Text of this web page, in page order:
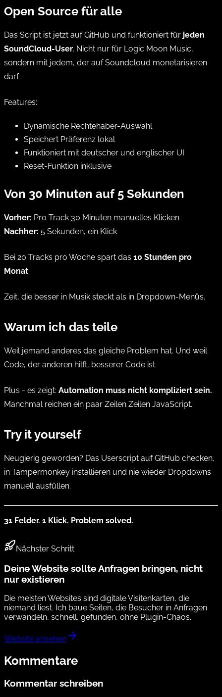
Open Source für alle
Das Script ist jetzt auf GitHub und funktioniert für jeden
SoundCloud-User. Nicht nur für Logic Moon Music,
sondern mit jedem, der auf Soundcloud monetarisieren
darf.
Features:
Dynamische Rechtehaber-Auswahl
Speichert Präferenz lokal
Funktioniert mit deutscher und englischer UI
Reset-Funktion inklusive
Von 30 Minuten auf 5 Sekunden
Vorher: Pro Track 30 Minuten manuelles Klicken
Nachher: 5 Sekunden, ein Klick
Bei 20 Tracks pro Woche spart das 10 Stunden pro
Monat.
Zeit, die besser in Musik steckt als in Dropdown-Menüs.
Warum ich das teile
Weil jemand anderes das gleiche Problem hat. Und weil
Code, der anderen hilft, besserer Code ist.
Plus - es zeigt: Automation muss nicht kompliziert sein.
Manchmal reichen ein paar Zeilen Zeilen JavaScript.
Try it yourself
Neugierig geworden? Das Userscript auf GitHub checken,
in Tampermonkey installieren und nie wieder Dropdowns
manuell ausfüllen.
31 Felder. 1 Klick. Problem solved.
Nächster Schritt
Deine Website sollte Anfragen bringen, nicht
nur existieren
Die meisten Websites sind digitale Visitenkarten, die
niemand liest. Ich baue Seiten, die Besucher in Anfragen
verwandeln, schnell, gefunden, ohne Plugin-Chaos.
Website ansehen
Kommentare
Kommentar schreiben